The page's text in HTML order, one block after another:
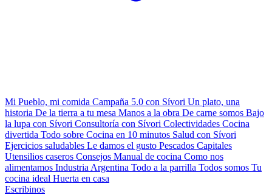
Mi Pueblo, mi comida Campaña 5.0 con Sívori Un plato, una
historia De la tierra a tu mesa Manos a la obra De carne somos Bajo
la lupa con Sívori Consultoría con Sívori Colectividades Cocina
divertida Todo sobre Cocina en 10 minutos Salud con Sívori
Ejercicios saludables Le damos el gusto Pescados Capitales
Utensilios caseros Consejos Manual de cocina Como nos
alimentamos Industria Argentina Todo a la parrilla Todos somos Tu
cocina ideal Huerta en casa
Escribinos